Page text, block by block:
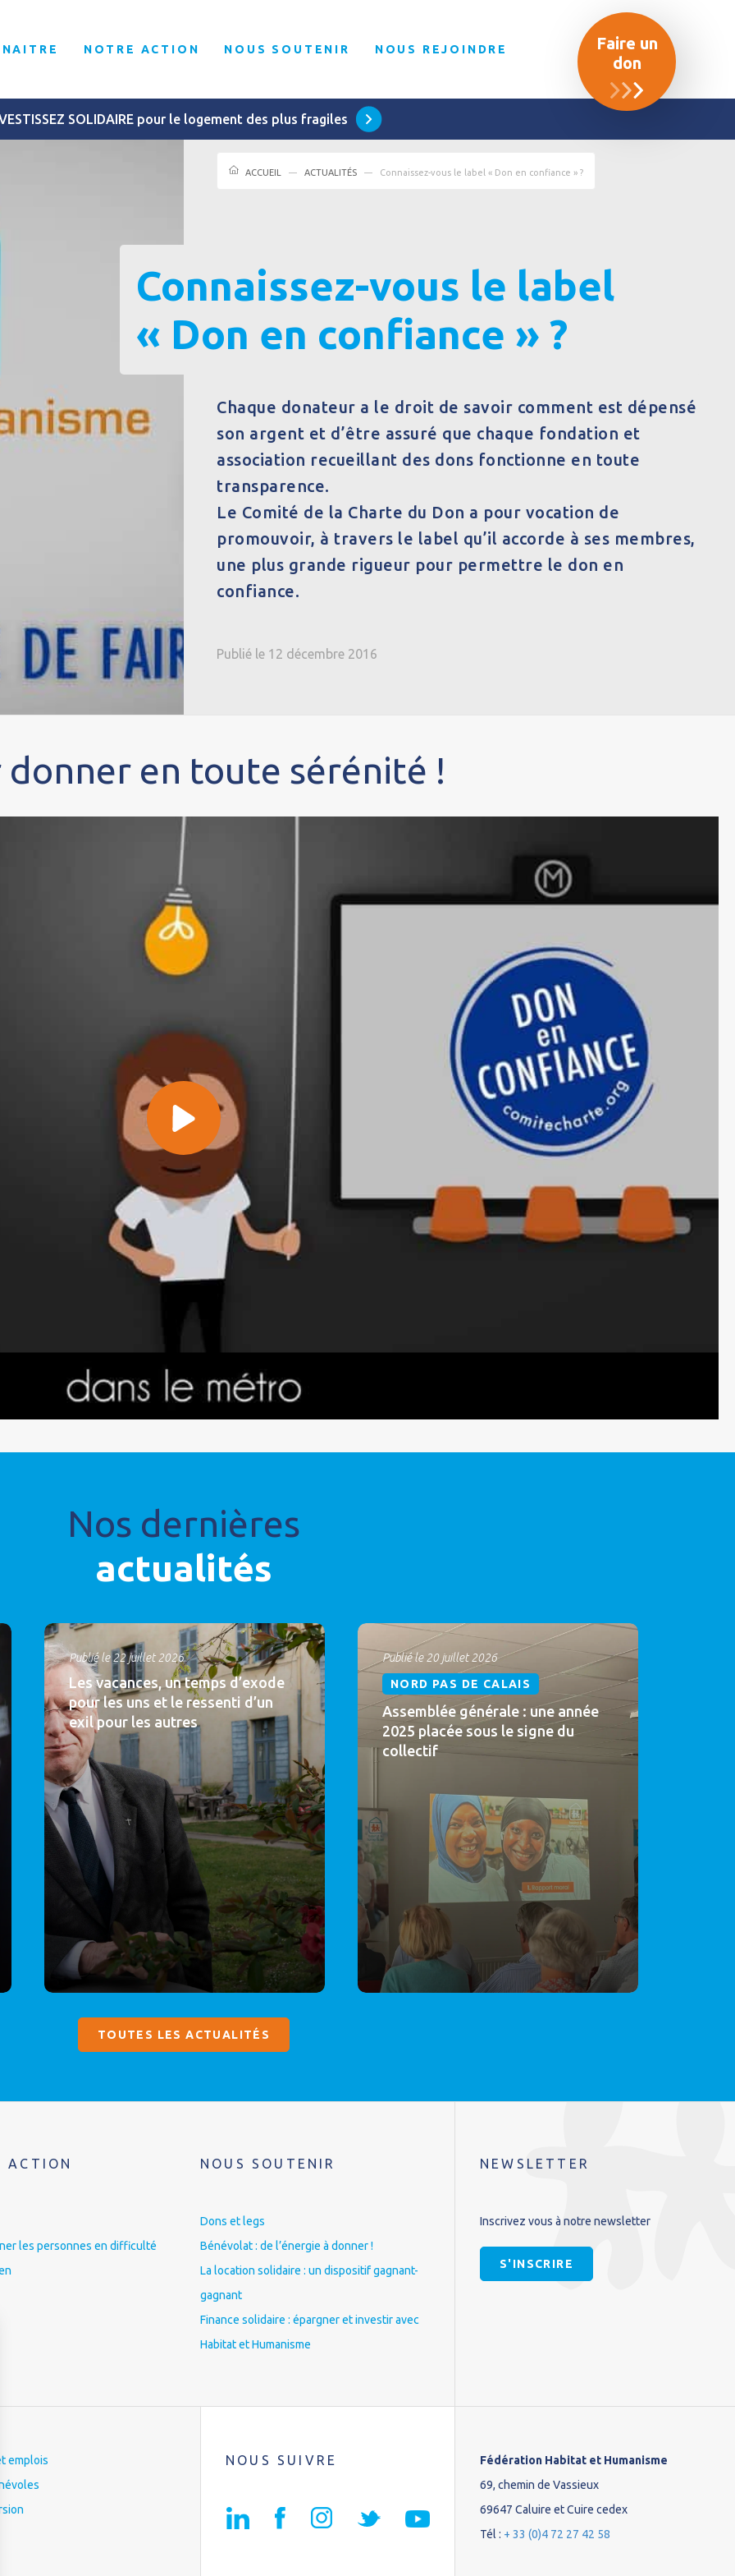
NOTRE ACTION NOUS SOUTENIR NOUS REJOINDRE
Faire un
don
SOLIDAIRE pour le logement des plus fragiles
ACCUEIL ACTUALITÉS Connaissez-vous le label « Don en confiance » ?
Connaissez-vous le label
« Don en confiance » ?
Chaque donateur a le droit de savoir comment est dépensé
son argent et d’être assuré que chaque fondation et
association recueillant des dons fonctionne en toute
transparence.
Le Comité de la Charte du Don a pour vocation de
promouvoir, à travers le label qu’il accorde à ses membres,
une plus grande rigueur pour permettre le don en
confiance.
Publié le 12 décembre 2016
donner en toute sérénité !
Nos dernières
actualités
Publié le 22 juillet 2026
Les vacances, un temps d’exode
pour les uns et le ressenti d’un
exil pour les autres
Publié le 20 juillet 2026
NORD PAS DE CALAIS
Assemblée générale : une année
2025 placée sous le signe du
collectif
TOUTES LES ACTUALITÉS
ACTION
les personnes en difficulté
NOUS SOUTENIR
Dons et legs
Bénévolat : de l’énergie à donner !
La location solidaire : un dispositif gagnant-
gagnant
Finance solidaire : épargner et investir avec
Habitat et Humanisme
NEWSLETTER
Inscrivez vous à notre newsletter
S'INSCRIRE
emplois
NOUS SUIVRE
Fédération Habitat et Humanisme
69, chemin de Vassieux
69647 Caluire et Cuire cedex
Tél : + 33 (0)4 72 27 42 58